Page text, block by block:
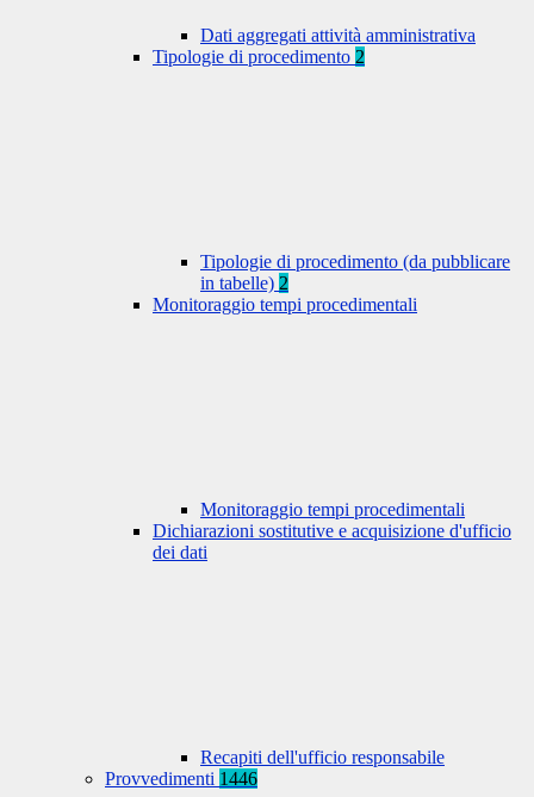
Dati aggregati attività amministrativa
Tipologie di procedimento 2
Tipologie di procedimento (da pubblicare
in tabelle) 2
Monitoraggio tempi procedimentali
Monitoraggio tempi procedimentali
Dichiarazioni sostitutive e acquisizione d'ufficio
dei dati
Recapiti dell'ufficio responsabile
Provvedimenti 1446